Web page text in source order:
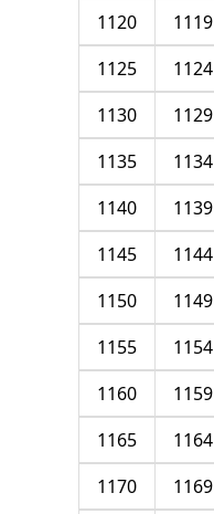
1119
1120
1124
1125
1129
1130
1134
1135
1139
1140
1144
1145
1149
1150
1154
1155
1159
1160
1164
1165
1169
1170